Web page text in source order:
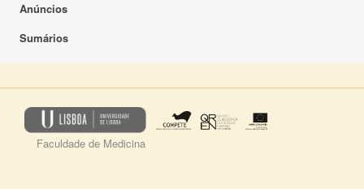
Anúncios
Sumários
Faculdade de Medicina